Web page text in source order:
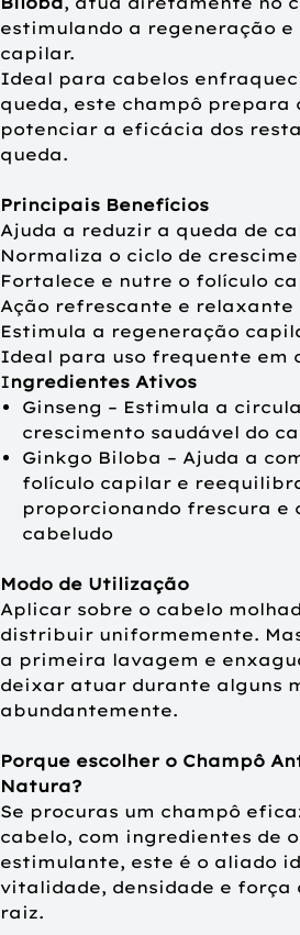
estimulando a regeneração
capilar.
Ideal para cabelos
queda, este champô prepara
potenciar a eficácia dos
queda.
Principais Benefícios
Ajuda a reduzir a queda de
Normaliza o ciclo de
Fortalece e nutre o folículo
Ação refrescante e relaxante
Estimula a regeneração
Ideal para uso frequente em
Ingredientes Ativos
Ginseng – Estimula a
crescimento saudável do
Ginkgo Biloba – Ajuda a
folículo capilar e
proporcionando frescura e
cabeludo
Modo de Utilização
Aplicar sobre o cabelo
distribuir uniformemente.
a primeira lavagem e
deixar atuar durante alguns
abundantemente.
Porque escolher o Champô
Natura?
Se procuras um champô
cabelo, com ingredientes de
estimulante, este é o aliado
vitalidade, densidade e força
raiz.